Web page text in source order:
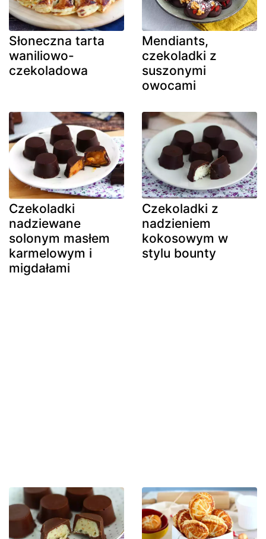
Słoneczna tarta
waniliowo-
czekoladowa
Mendiants,
czekoladki z
suszonymi
owocami
Czekoladki
nadziewane
solonym masłem
karmelowym i
migdałami
Czekoladki z
nadzieniem
kokosowym w
stylu bounty